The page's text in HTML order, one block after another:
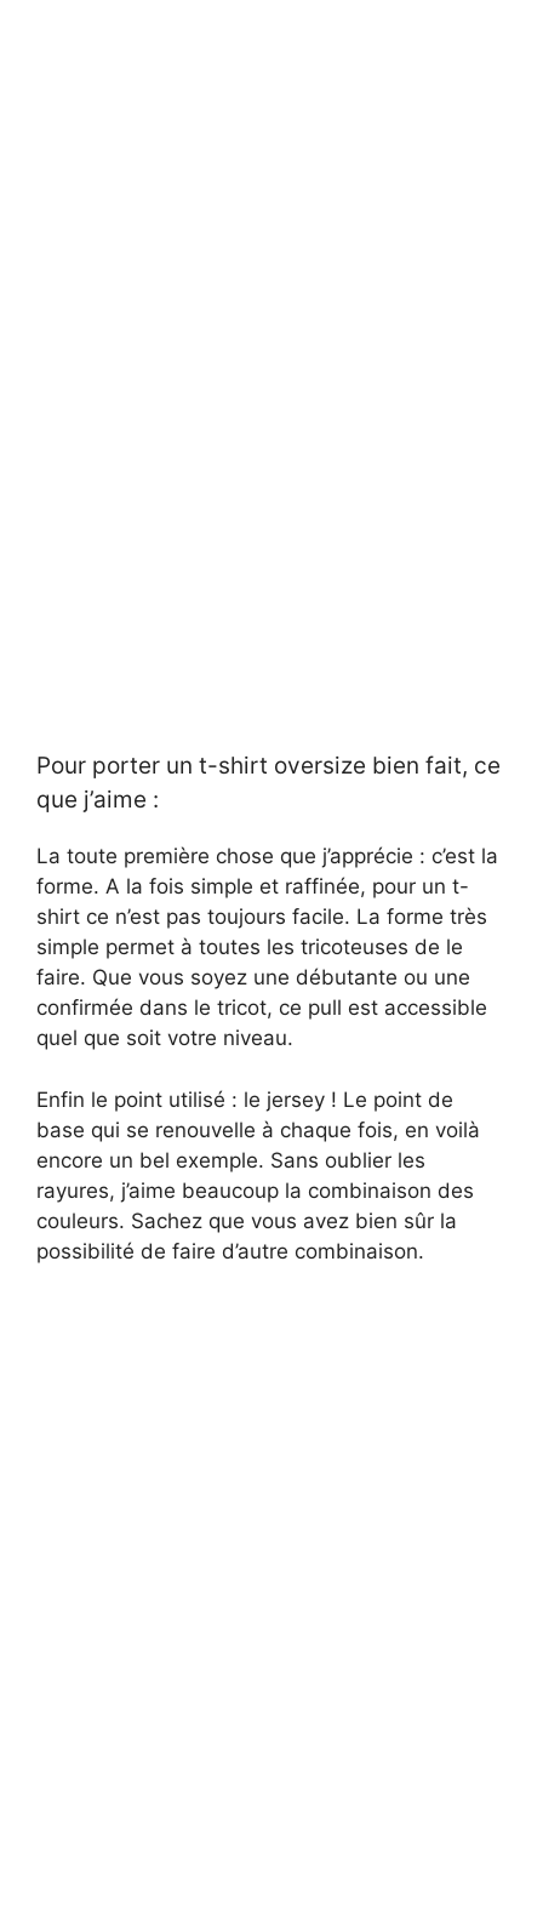
Pour porter un t-shirt oversize bien fait, ce
que j’aime :
La toute première chose que j’apprécie : c’est la
forme. A la fois simple et raffinée, pour un t-
shirt ce n’est pas toujours facile. La forme très
simple permet à toutes les tricoteuses de le
faire. Que vous soyez une débutante ou une
confirmée dans le tricot, ce pull est accessible
quel que soit votre niveau.
Enfin le point utilisé : le jersey ! Le point de
base qui se renouvelle à chaque fois, en voilà
encore un bel exemple. Sans oublier les
rayures, j’aime beaucoup la combinaison des
couleurs. Sachez que vous avez bien sûr la
possibilité de faire d’autre combinaison.